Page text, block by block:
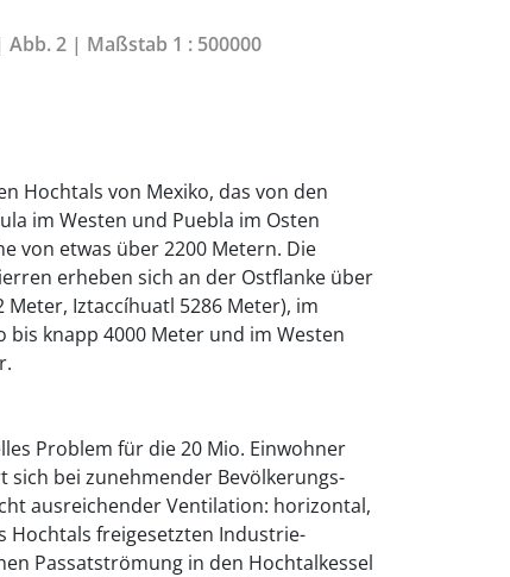
Abb. 2 | Maßstab 1 : 500000
Hochtals von Mexiko, das von den
im Westen und Puebla im Osten
von etwas über 2200 Metern. Die
erheben sich an der Ostflanke über
Iztaccíhuatl 5286 Meter), im
bis knapp 4000 Meter und im Westen
Problem für die 20 Mio. Einwohner
sich bei zunehmender Bevölkerungs-
ausreichender Ventilation: horizontal,
Hochtals freigesetzten Industrie-
Passatströmung in den Hochtalkessel